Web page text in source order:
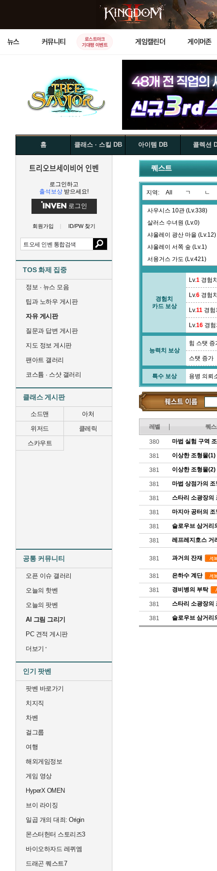
뉴스 커뮤니티
로스트아크
기대평 이벤트
게임캘린더 게이머존
홈 클래스 · 스킬 DB 아이템 DB 콜렉션
트리오브세이비어 인벤
로그인하고
출석보상 받으세요!
로그인
회원가입 ID/PW 찾기
TOS 화제 집중
정보 · 뉴스 모음
팁과 노하우 게시판
자유 게시판
질문과 답변 게시판
지도 정보 게시판
팬아트 갤러리
코스튬 · 스샷 갤러리
클래스 게시판
소드맨
아처
위저드
클레릭
스카우트
공통 커뮤니티
오픈 이슈 갤러리
오늘의 핫벤
오늘의 팟벤
AI 그림 그리기
PC 견적 게시판
더보기
인기 팟벤
팟벤 바로가기
치지직
차벤
걸그룹
여행
해외게임정보
게임 영상
HyperX OMEN
브이 라이징
일곱 개의 대죄: Origin
몬스터헌터 스토리즈3
바이오하자드 레퀴엠
드래곤 퀘스트7
퀘스트
지역: All ㄱ ㄴ
사우시스 10관 (Lv.338)
살러스 수녀원 (Lv.0)
샤울레이 광산 마을 (Lv.12)
샤울레이 서쪽 숲 (Lv.1)
서융거스 가도 (Lv.421)
셉티니 골 (Lv.55)
수로교 지역 (Lv.89)
수정광산 2광구 2층
수정광산 레이드 (Lv.0)
스라우타스 협곡 (Lv.26)
스타리 타운 (Lv.381)
스펠토움 타운 (Lv.387)
시르드겔라 숲 (Lv.61)
경험치
카드 보상
Lv.1 경험
Lv.6 경험
Lv.11 경험
Lv.16 경
능력치 보상
힘 스탯 증
스탯 증가
특수 보상 용병 의뢰
레벨 퀘스
380 마법 실험 구역
381 이상한 조형물(1)
381 이상한 조형물(2)
381 마법 상점가의 조
381 스타리 소광장의
381 마지아 공터의 조
381 슬로우브 삼거리
381 레프레지호스 거
381 과거의 잔재
381
은하수 계단
381 경비병의 부탁
381 스타리 소광장의
381 슬로우브 삼거리